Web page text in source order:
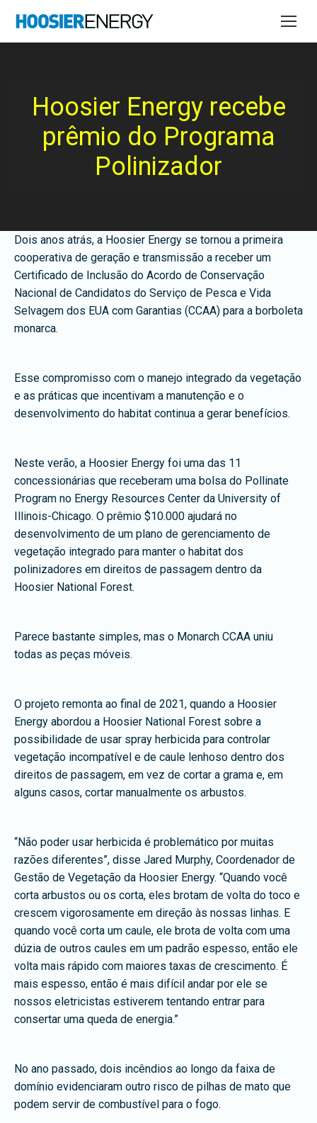
Hoosier Energy recebe
prêmio do Programa
Polinizador
Dois anos atrás, a Hoosier Energy se tornou a primeira
cooperativa de geração e transmissão a receber um
Certificado de Inclusão do Acordo de Conservação
Nacional de Candidatos do Serviço de Pesca e Vida
Selvagem dos EUA com Garantias (CCAA) para a borboleta
monarca.
Esse compromisso com o manejo integrado da vegetação
e as práticas que incentivam a manutenção e o
desenvolvimento do habitat continua a gerar benefícios.
Neste verão, a Hoosier Energy foi uma das 11
concessionárias que receberam uma bolsa do Pollinate
Program no Energy Resources Center da University of
Illinois-Chicago. O prêmio $10.000 ajudará no
desenvolvimento de um plano de gerenciamento de
vegetação integrado para manter o habitat dos
polinizadores em direitos de passagem dentro da
Hoosier National Forest.
Parece bastante simples, mas o Monarch CCAA uniu
todas as peças móveis.
O projeto remonta ao final de 2021, quando a Hoosier
Energy abordou a Hoosier National Forest sobre a
possibilidade de usar spray herbicida para controlar
vegetação incompatível e de caule lenhoso dentro dos
direitos de passagem, em vez de cortar a grama e, em
alguns casos, cortar manualmente os arbustos.
“Não poder usar herbicida é problemático por muitas
razões diferentes”, disse Jared Murphy, Coordenador de
Gestão de Vegetação da Hoosier Energy. “Quando você
corta arbustos ou os corta, eles brotam de volta do toco e
crescem vigorosamente em direção às nossas linhas. E
quando você corta um caule, ele brota de volta com uma
dúzia de outros caules em um padrão espesso, então ele
volta mais rápido com maiores taxas de crescimento. É
mais espesso, então é mais difícil andar por ele se
nossos eletricistas estiverem tentando entrar para
consertar uma queda de energia.”
No ano passado, dois incêndios ao longo da faixa de
domínio evidenciaram outro risco de pilhas de mato que
podem servir de combustível para o fogo.